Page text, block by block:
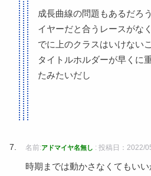
成長曲線の問題もあるだろ
イヤーだと合うレースがな
でに上のクラスはいけない
タイトルホルダーが早くに
たみたいだし
名前:アドマイヤ名無し : 投稿日：2022/
時期までは動かさなくてもいい